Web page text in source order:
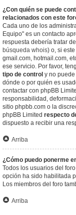
¿Con quién se puede
relacionados con este
Cada uno de los
Equipo" es un contacto
respuesta debería tratar
búsqueda whois) o, si
gmail.com, hotmail.com,
ese servicio. Por favor,
tipo de control y no
dónde o por quién es
contactar con phpBB
responsabilidad,
sitio phpbb.com o la
phpBB Limited respecto
dispuesto a recibir una
Arriba
¿Cómo puedo ponerme
Todos los usuarios del
opción ha sido habilitada
Los miembros del foro
Arriba